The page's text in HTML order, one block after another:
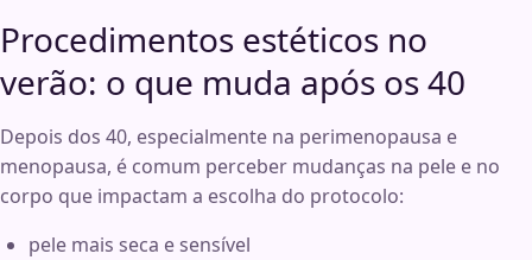
Procedimentos estéticos no
verão: o que muda após os 40
Depois dos 40, especialmente na perimenopausa e
menopausa, é comum perceber mudanças na pele e no
corpo que impactam a escolha do protocolo:
pele mais seca e sensível